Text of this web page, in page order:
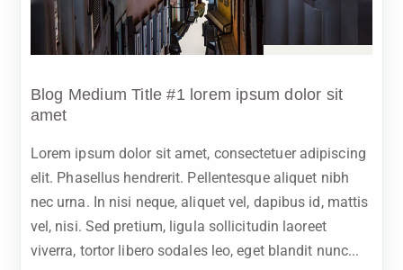
Blog Medium Title #1 lorem ipsum dolor sit
amet
Lorem ipsum dolor sit amet, consectetuer adipiscing
elit. Phasellus hendrerit. Pellentesque aliquet nibh
nec urna. In nisi neque, aliquet vel, dapibus id, mattis
vel, nisi. Sed pretium, ligula sollicitudin laoreet
viverra, tortor libero sodales leo, eget blandit nunc...